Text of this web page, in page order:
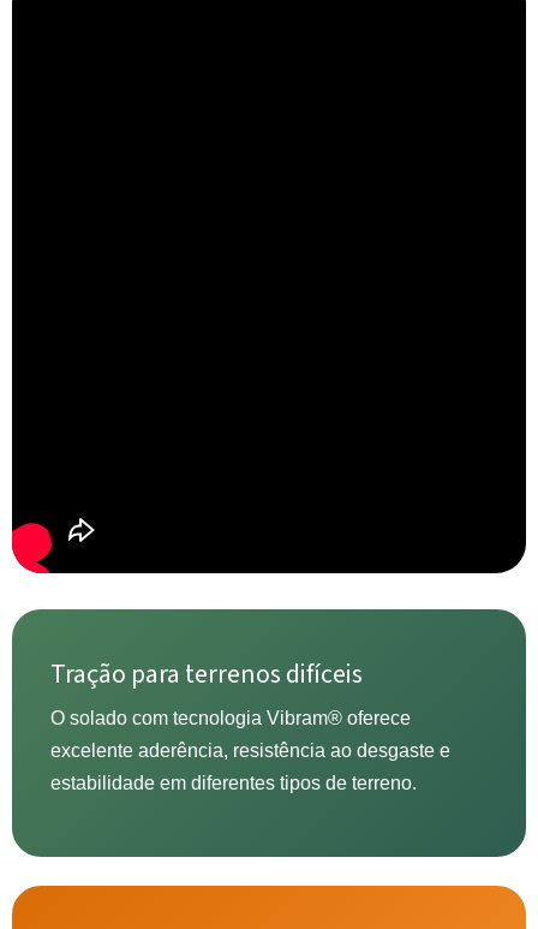
Tração para terrenos difíceis
O solado com tecnologia Vibram® oferece
excelente aderência, resistência ao desgaste e
estabilidade em diferentes tipos de terreno.